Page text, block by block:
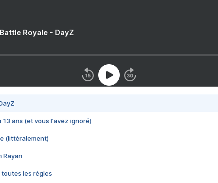
Royale - DayZ
13 ans (et vous l'avez ignoré)
(littéralement)
Rayan
toutes les règles